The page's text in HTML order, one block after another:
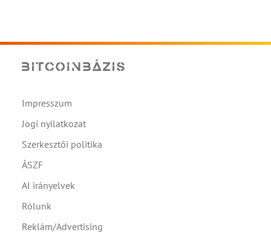
Impresszum
Jogi nyilatkozat
Szerkesztői politika
ÁSZF
AI irányelvek
Rólunk
Reklám/Advertising